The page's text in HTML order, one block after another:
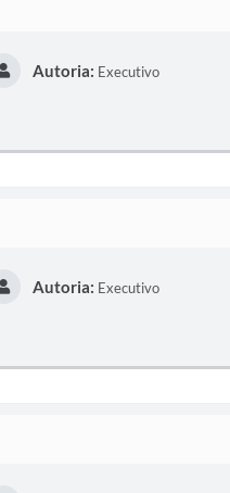
Autoria: Executivo
Autoria: Executivo